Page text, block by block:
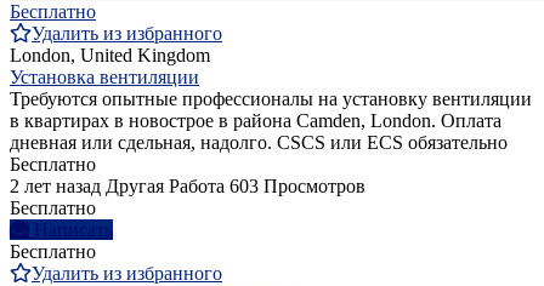
Бесплатно
Удалить из избранного
London, United Kingdom
Установка вентиляции
Требуются опытные профессионалы на установку вентиляции
в квартирах в новострое в района Camden, London. Оплата
дневная или сдельная, надолго. CSCS или ECS обязательно
Бесплатно
2 лет назад Другая Работа 603 Просмотров
Бесплатно
Написать
Бесплатно
Удалить из избранного